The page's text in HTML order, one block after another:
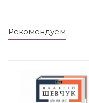
Рекомендуем